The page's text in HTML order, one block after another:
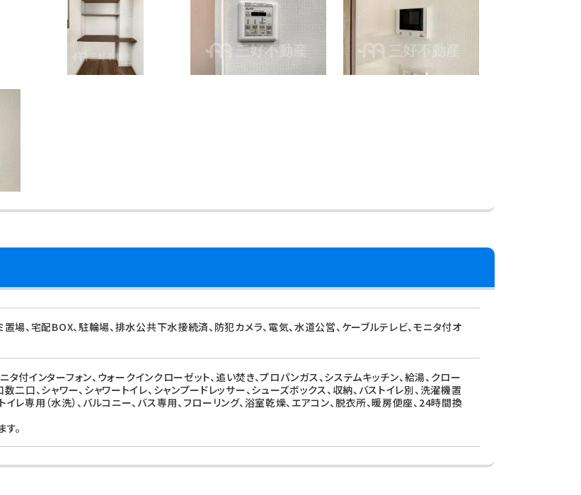
置場、宅配BOX、駐輪場、排水公共下水接続済、防犯カメラ、電気、水道公営、ケーブルテレビ、モニタ付オ
タ付インターフォン、ウォークインクローゼット、追い焚き、プロパンガス、システムキッチン、給湯、クロー
二口、シャワー、シャワートイレ、シャンプードレッサー、シューズボックス、収納、バストイレ別、洗濯機置
レ専用（水洗）、バルコニー、バス専用、フローリング、浴室乾燥、エアコン、脱衣所、暖房便座、24時間換
。